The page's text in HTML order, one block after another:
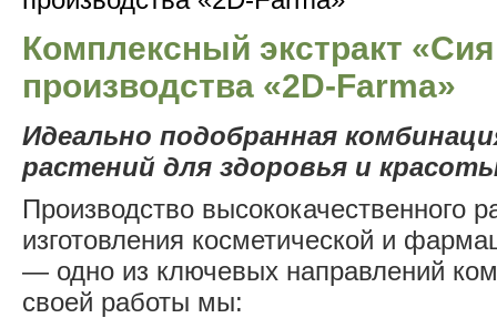
Комплексный экстракт
производства «2D-Farma»
Идеально подобранная
растений для здоровья и
Производство высококачественного
изготовления косметической и
— одно из ключевых направлений
своей работы мы: